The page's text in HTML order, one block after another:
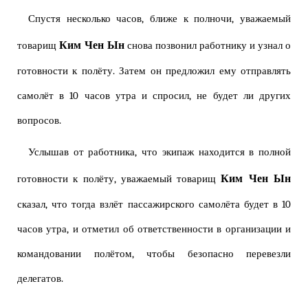
Спустя несколько часов, ближе к полночи, уважаемый
товарищ Ким Чен Ын снова позвонил работнику и узнал о
готовности к полёту. Затем он предложил ему отправлять
самолёт в 10 часов утра и спросил, не будет ли других
вопросов.
Услышав от работника, что экипаж находится в полной
готовности к полёту, уважаемый товарищКим Чен Ын
сказал, что тогда взлёт пассажирского самолёта будет в 10
часов утра, и отметил об ответственности в организации и
командовании полётом, чтобы безопасно перевезли
делегатов.